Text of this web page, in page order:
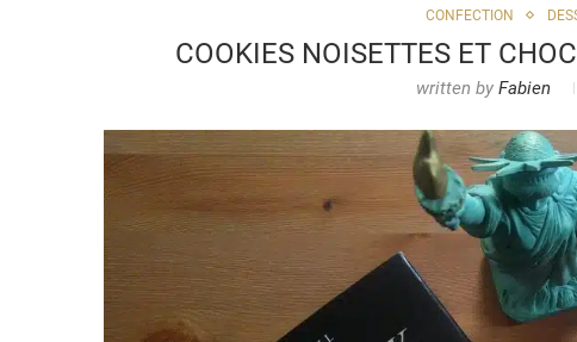
CONFECTION
COOKIES NOISETTES ET
written by Fabien